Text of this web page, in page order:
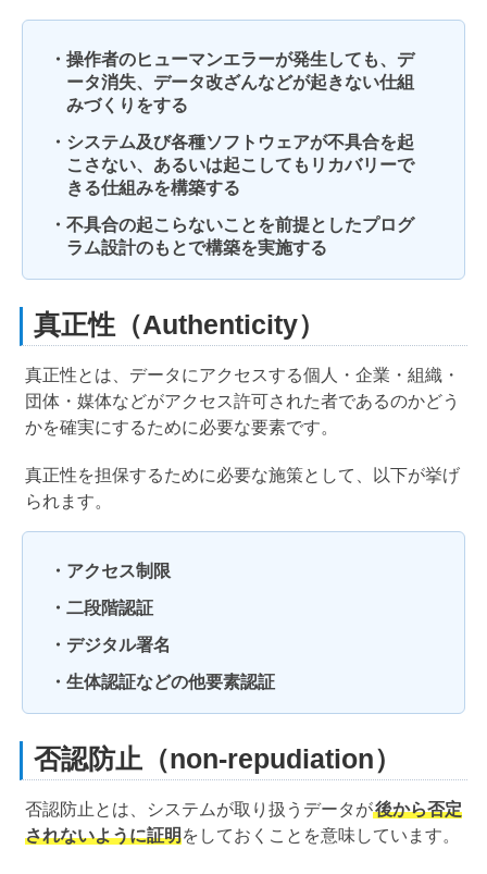
・操作者のヒューマンエラーが発生しても、デ
ータ消失、データ改ざんなどが起きない仕組
みづくりをする
・システム及び各種ソフトウェアが不具合を起
こさない、あるいは起こしてもリカバリーで
きる仕組みを構築する
・不具合の起こらないことを前提としたプログ
ラム設計のもとで構築を実施する
真正性（Authenticity）
真正性とは、データにアクセスする個人・企業・組織・
団体・媒体などがアクセス許可された者であるのかどう
かを確実にするために必要な要素です。
真正性を担保するために必要な施策として、以下が挙げ
られます。
・アクセス制限
・二段階認証
・デジタル署名
・生体認証などの他要素認証
否認防止（non-repudiation）
否認防止とは、システムが取り扱うデータが後から否定
されないように証明をしておくことを意味しています。